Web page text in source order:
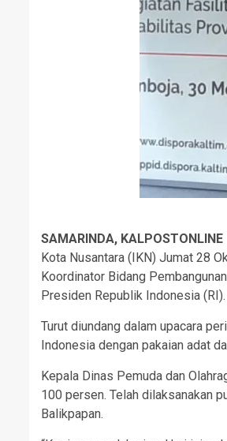
SAMARINDA, KALPOSTONLINE
Kota Nusantara (IKN) Jumat 28
Koordinator Bidang
Presiden Republik Indonesia
Turut diundang dalam upacara
Indonesia dengan pakaian adat
Kepala Dinas Pemuda dan
100 persen. Telah dilaksanakan
Balikpapan.